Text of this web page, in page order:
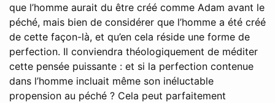
que l’homme aurait du être créé comme Adam avant le
péché, mais bien de considérer que l’homme a été créé
de cette façon-là, et qu’en cela réside une forme de
perfection. Il conviendra théologiquement de méditer
cette pensée puissante : et si la perfection contenue
dans l’homme incluait même son inéluctable
propension au péché ? Cela peut parfaitement